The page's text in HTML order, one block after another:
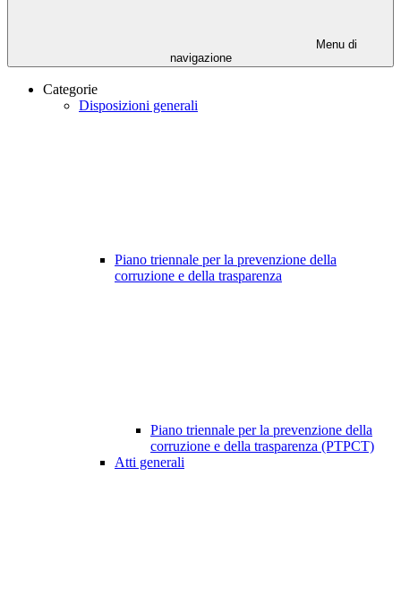
Menu di
navigazione
Categorie
Disposizioni generali
Piano triennale per la prevenzione della
corruzione e della trasparenza
Piano triennale per la prevenzione della
corruzione e della trasparenza (PTPCT)
Atti generali